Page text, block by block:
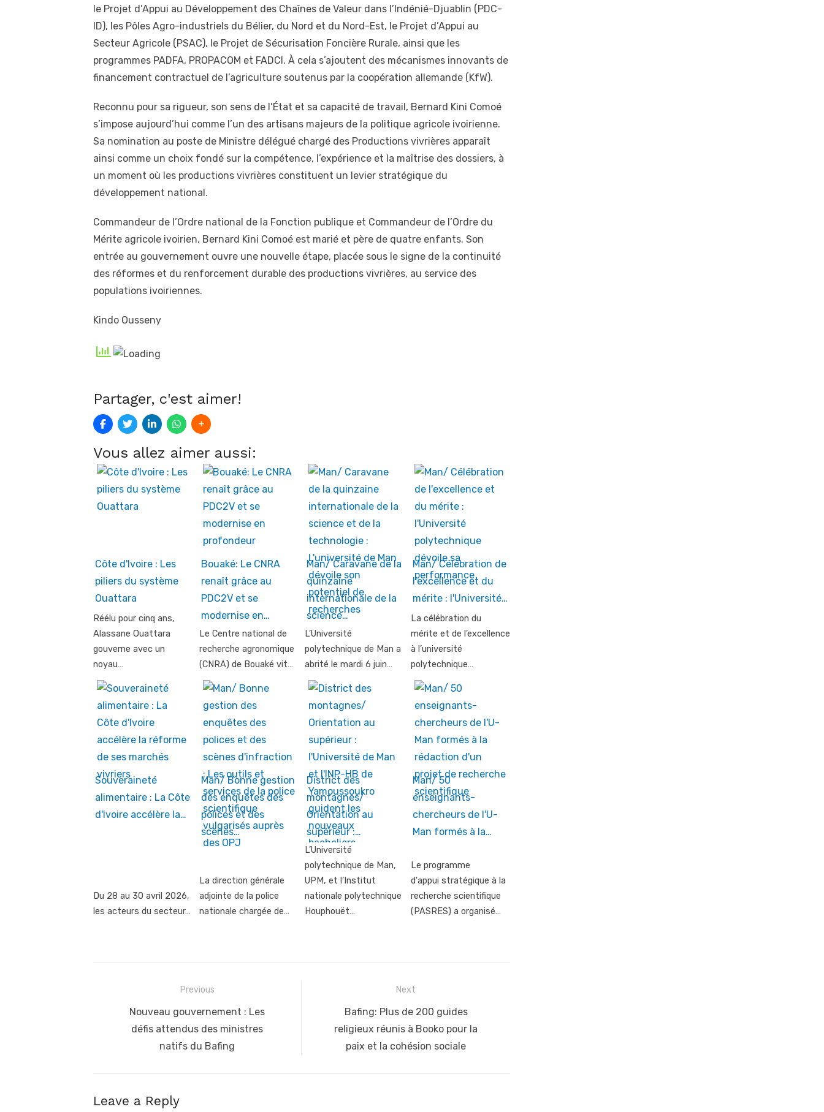
le Projet d’Appui au Développement des Chaînes de Valeur dans l’Indénié-Djuablin (PDC-
ID), les Pôles Agro-industriels du Bélier, du Nord et du Nord-Est, le Projet d’Appui au
Secteur Agricole (PSAC), le Projet de Sécurisation Foncière Rurale, ainsi que les
programmes PADFA, PROPACOM et FADCI. À cela s’ajoutent des mécanismes innovants de
financement contractuel de l’agriculture soutenus par la coopération allemande (KfW).
Reconnu pour sa rigueur, son sens de l’État et sa capacité de travail, Bernard Kini Comoé
s’impose aujourd’hui comme l’un des artisans majeurs de la politique agricole ivoirienne.
Sa nomination au poste de Ministre délégué chargé des Productions vivrières apparaît
ainsi comme un choix fondé sur la compétence, l’expérience et la maîtrise des dossiers, à
un moment où les productions vivrières constituent un levier stratégique du
développement national.
Commandeur de l’Ordre national de la Fonction publique et Commandeur de l’Ordre du
Mérite agricole ivoirien, Bernard Kini Comoé est marié et père de quatre enfants. Son
entrée au gouvernement ouvre une nouvelle étape, placée sous le signe de la continuité
des réformes et du renforcement durable des productions vivrières, au service des
populations ivoiriennes.
Kindo Ousseny
Partager, c'est aimer!
Vous allez aimer aussi:
Côte d'Ivoire : Les
piliers du système
Ouattara
Réélu pour cinq ans,
Alassane Ouattara
gouverne avec un
noyau…
Bouaké: Le CNRA
renaît grâce au
PDC2V et se
modernise en…
Le Centre national de
recherche agronomique
(CNRA) de Bouaké vit…
Man/ Caravane de la
quinzaine
internationale de la
science…
L’Université
polytechnique de Man a
abrité le mardi 6 juin…
Man/ Célébration de
l'excellence et du
mérite : l'Université…
La célébration du
mérite et de l’excellence
à l’université
polytechnique…
Souveraineté
alimentaire : La Côte
d'Ivoire accélère la…
Du 28 au 30 avril 2026,
les acteurs du secteur…
Man/ Bonne gestion
des enquêtes des
polices et des
scènes…
La direction générale
adjointe de la police
nationale chargée de…
District des
montagnes/
Orientation au
supérieur :…
L’Université
polytechnique de Man,
UPM, et l’Institut
nationale polytechnique
Houphouët…
Man/ 50
enseignants-
chercheurs de l'U-
Man formés à la…
Le programme
d'appui stratégique à la
recherche scientifique
(PASRES) a organisé…
navigation
Previous
Previous
post:
Nouveau gouvernement : Les
défis attendus des ministres
natifs du Bafing
Next
Next
post:
Bafing: Plus de 200 guides
religieux réunis à Booko pour la
paix et la cohésion sociale
Leave a Reply